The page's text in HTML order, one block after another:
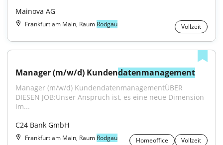
Mainova AG
Frankfurt am Main, Raum Rodgau Vollzeit
Manager (m/w/d) Kundendatenmanagement
Manager (m/w/d) KundendatenmanagementÜBER
DIESEN JOB:Unser Anspruch ist, es eine neue Dimension
im...
C24 Bank GmbH
Frankfurt am Main, Raum Rodgau Homeoffice
Vollzeit